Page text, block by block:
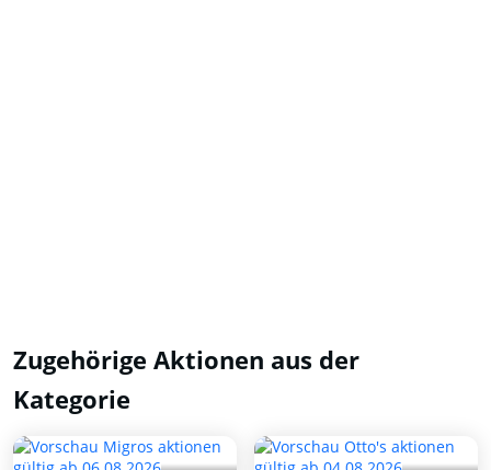
Zugehörige Aktionen aus der
Kategorie